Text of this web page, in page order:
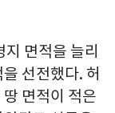
면적을 늘리
선전했다. 허
면적이 적은